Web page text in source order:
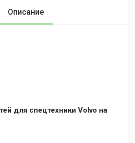
Описание
для спецтехники Volvo на